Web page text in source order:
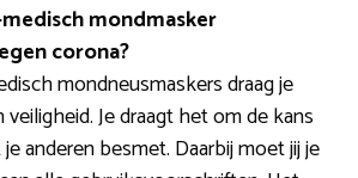
mondmasker
corona?
mondneusmaskers draag je
Je draagt het om de kans
anderen besmet. Daarbij moet jij je